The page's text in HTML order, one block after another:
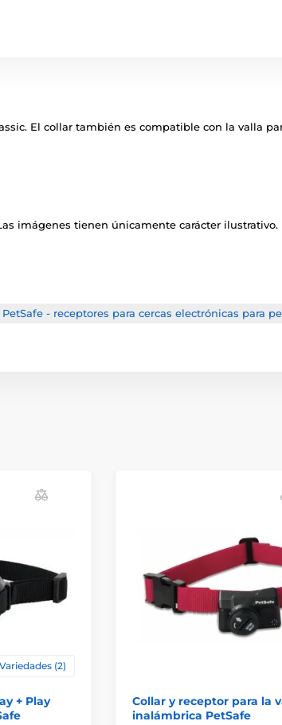
El collar también es compatible con la valla
imágenes tienen únicamente carácter ilustrativo.
PetSafe - receptores para cercas electrónicas para
Variedades (2)
+ Play
Collar y receptor para la
inalámbrica PetSafe